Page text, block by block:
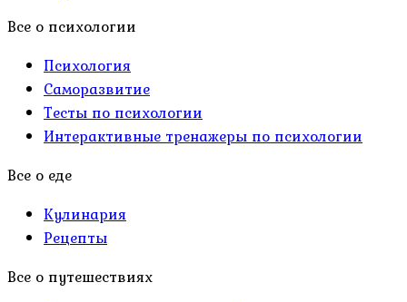
Все о психологии
Психология
Саморазвитие
Тесты по психологии
Интерактивные тренажеры по психологии
Все о еде
Кулинария
Рецепты
Все о путешествиях